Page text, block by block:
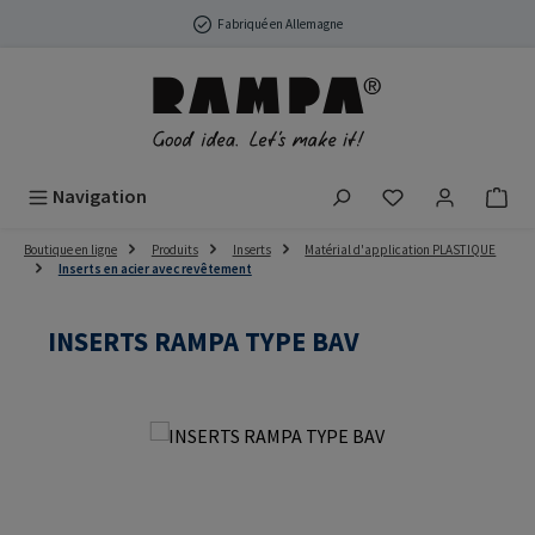
Passer au contenu principalFabriqué en Allemagne
Navigation Vous avez 0
Boutique en ligne Produits Inserts
Matérial d'application PLASTIQUE
Inserts en acier avec revêtement
INSERTS RAMPA TYPE BAV
Ignorer la galerie d'images